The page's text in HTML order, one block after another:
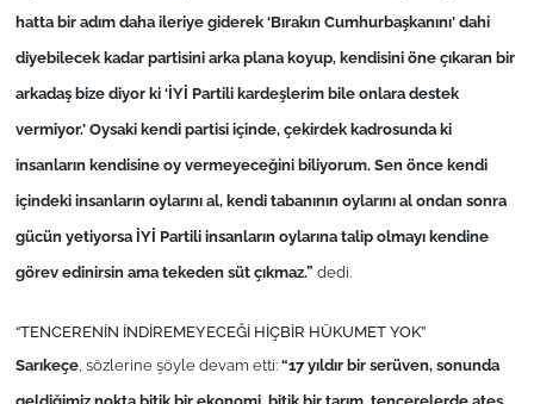
hatta bir adım daha ileriye giderek ‘Bırakın Cumhurbaşkanını’ dahi
diyebilecek kadar partisini arka plana koyup, kendisini öne çıkaran bir
arkadaş bize diyor ki ‘İYİ Partili kardeşlerim bile onlara destek
vermiyor.’ Oysaki kendi partisi içinde, çekirdek kadrosunda ki
insanların kendisine oy vermeyeceğini biliyorum. Sen önce kendi
içindeki insanların oylarını al, kendi tabanının oylarını al ondan sonra
gücün yetiyorsa İYİ Partili insanların oylarına talip olmayı kendine
görev edinirsin ama tekeden süt çıkmaz.” dedi.
“TENCERENİN İNDİREMEYECEĞİ HİÇBİR HÜKUMET YOK”
Sarıkeçe, sözlerine şöyle devam etti:“17 yıldır bir serüven, sonunda
Canlı Maç
Finans
Gündem-Eğitim